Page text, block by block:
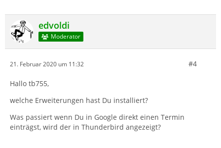
edvoldi
Moderator
21. Februar 2020 um 11:32 #4
Hallo tb755,
welche Erweiterungen hast Du installiert?
Was passiert wenn Du in Google direkt einen Termin
einträgst, wird der in Thunderbird angezeigt?